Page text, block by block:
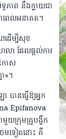
ភាព នឹងក្លាយជា
ពេលអនាគត។
ដើម្បីសុខ
លា ដែលផ្តល់ការ
កាស
»។
ានធ្វើឱ្យអ្នក
Epifanova
យក្រុមគ្រូបង្វឹក
ែមទៀតនោះ គឺ